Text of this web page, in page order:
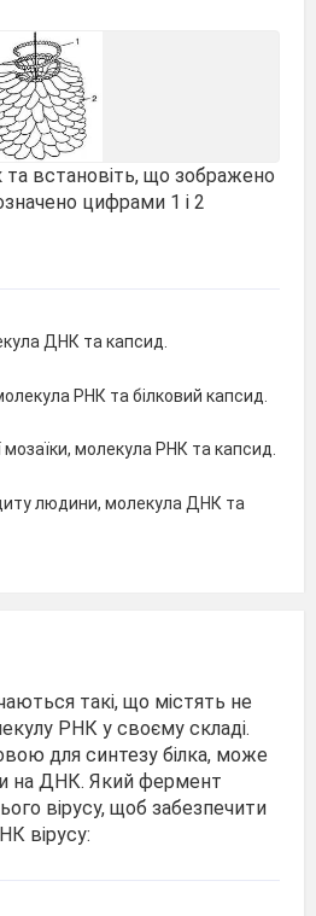
встановіть, що зображено
цифрами 1 і 2
ДНК та капсид.
РНК та білковий капсид.
молекула РНК та капсид.
людини, молекула ДНК та
такі, що містять не
РНК у своєму складі.
для синтезу білка, може
на ДНК. Який фермент
вірусу, щоб забезпечити
вірусу: